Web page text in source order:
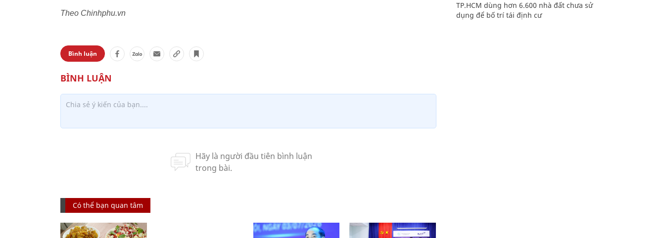
Theo Chinhphu.vn
Bình luận
Có thể bạn quan tâm
TP.HCM dùng hơn 6.600 nhà đất chưa sử
dụng để bố trí tái định cư